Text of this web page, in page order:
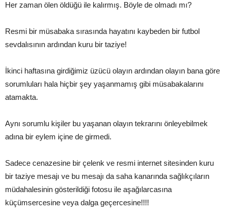
Her zaman ölen öldüğü ile kalırmış. Böyle de olmadı mı?
Resmi bir müsabaka sırasında hayatını kaybeden bir futbol
sevdalısının ardından kuru bir taziye!
İkinci haftasına girdiğimiz üzücü olayın ardından olayın bana göre
sorumluları hala hiçbir şey yaşanmamış gibi müsabakalarını
atamakta.
Aynı sorumlu kişiler bu yaşanan olayın tekrarını önleyebilmek
adına bir eylem içine de girmedi.
Sadece cenazesine bir çelenk ve resmi internet sitesinden kuru
bir taziye mesajı ve bu mesajı da saha kanarında sağlıkçıların
müdahalesinin gösterildiği fotosu ile aşağılarcasına
küçümsercesine veya dalga geçercesine!!!!